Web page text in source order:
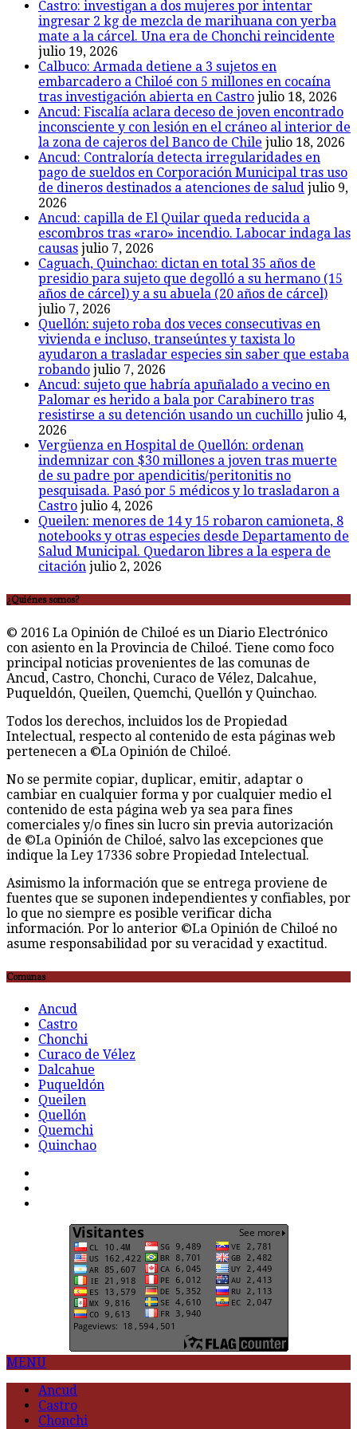
Castro: investigan a dos mujeres por intentar
ingresar 2 kg de mezcla de marihuana con yerba
mate a la cárcel. Una era de Chonchi reincidente
julio 19, 2026
Calbuco: Armada detiene a 3 sujetos en
embarcadero a Chiloé con 5 millones en cocaína
tras investigación abierta en Castro julio 18, 2026
Ancud: Fiscalía aclara deceso de joven encontrado
inconsciente y con lesión en el cráneo al interior de
la zona de cajeros del Banco de Chile julio 18, 2026
Ancud: Contraloría detecta irregularidades en
pago de sueldos en Corporación Municipal tras uso
de dineros destinados a atenciones de salud julio 9,
2026
Ancud: capilla de El Quilar queda reducida a
escombros tras «raro» incendio. Labocar indaga las
causas julio 7, 2026
Caguach, Quinchao: dictan en total 35 años de
presidio para sujeto que degolló a su hermano (15
años de cárcel) y a su abuela (20 años de cárcel)
julio 7, 2026
Quellón: sujeto roba dos veces consecutivas en
vivienda e incluso, transeúntes y taxista lo
ayudaron a trasladar especies sin saber que estaba
robando julio 7, 2026
Ancud: sujeto que habría apuñalado a vecino en
Palomar es herido a bala por Carabinero tras
resistirse a su detención usando un cuchillo julio 4,
2026
Vergüenza en Hospital de Quellón: ordenan
indemnizar con $30 millones a joven tras muerte
de su padre por apendicitis/peritonitis no
pesquisada. Pasó por 5 médicos y lo trasladaron a
Castro julio 4, 2026
Queilen: menores de 14 y 15 robaron camioneta, 8
notebooks y otras especies desde Departamento de
Salud Municipal. Quedaron libres a la espera de
citación julio 2, 2026
¿Quiénes somos?
© 2016 La Opinión de Chiloé es un Diario Electrónico
con asiento en la Provincia de Chiloé. Tiene como foco
principal noticias provenientes de las comunas de
Ancud, Castro, Chonchi, Curaco de Vélez, Dalcahue,
Puqueldón, Queilen, Quemchi, Quellón y Quinchao.
Todos los derechos, incluidos los de Propiedad
Intelectual, respecto al contenido de esta páginas web
pertenecen a ©La Opinión de Chiloé.
No se permite copiar, duplicar, emitir, adaptar o
cambiar en cualquier forma y por cualquier medio el
contenido de esta página web ya sea para fines
comerciales y/o fines sin lucro sin previa autorización
de ©La Opinión de Chiloé, salvo las excepciones que
indique la Ley 17336 sobre Propiedad Intelectual.
Asimismo la información que se entrega proviene de
fuentes que se suponen independientes y confiables, por
lo que no siempre es posible verificar dicha
información. Por lo anterior ©La Opinión de Chiloé no
asume responsabilidad por su veracidad y exactitud.
Comunas
Ancud
Castro
Chonchi
Curaco de Vélez
Dalcahue
Puqueldón
Queilen
Quellón
Quemchi
Quinchao
MENU
Ancud
Castro
Chonchi